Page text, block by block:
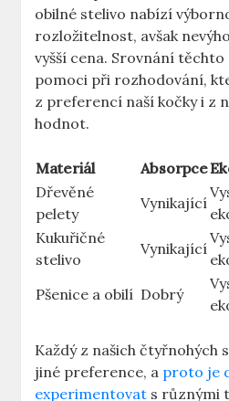
obilné stelivo nabízí
rozložitelnost, avšak
vyšší cena. Srovnání
pomoci při rozhodování,
z preferencí naší kočky i z
hodnot.
Materiál Absorpce
Dřevěné
pelety
Vynikající
Kukuřičné
stelivo
Vynikající
Pšenice a obilí Dobrý
Každý z našich čtyřnohých
jiné preference, a proto je
experimentovat s různými